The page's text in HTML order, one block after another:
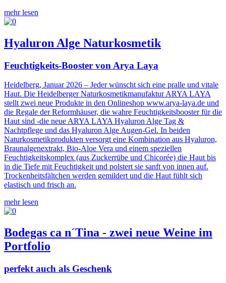
mehr lesen
Hyaluron Alge Naturkosmetik
Feuchtigkeits-Booster von Arya Laya
Heidelberg, Januar 2026 – Jeder wünscht sich eine pralle und vitale
Haut. Die Heidelberger Naturkosmetikmanufaktur ARYA LAYA
stellt zwei neue Produkte in den Onlineshop www.arya-laya.de und
die Regale der Reformhäuser, die wahre Feuchtigkeitsbooster für die
Haut sind -die neue ARYA LAYA Hyaluron Alge Tag &
Nachtpflege und das Hyaluron Alge Augen-Gel. In beiden
Naturkosmetikprodukten versorgt eine Kombination aus Hyaluron,
Braunalgenextrakt, Bio-Aloe Vera und einem speziellen
Feuchtigkeitskomplex (aus Zuckerrübe und Chicorée) die Haut bis
in die Tiefe mit Feuchtigkeit und polstert sie sanft von innen auf.
Trockenheitsfältchen werden gemildert und die Haut fühlt sich
elastisch und frisch an.
mehr lesen
Bodegas ca n´Tina - zwei neue Weine im
Portfolio
perfekt auch als Geschenk